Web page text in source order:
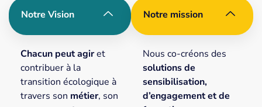
Notre Vision
Chacun peut agiret
contribuer à la
transition écologique à
travers son métier, son
Notre mission
Nous co-créons des
solutionsde
sensibilisation,
d’engagementet de